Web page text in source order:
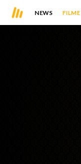
NEWS FILME